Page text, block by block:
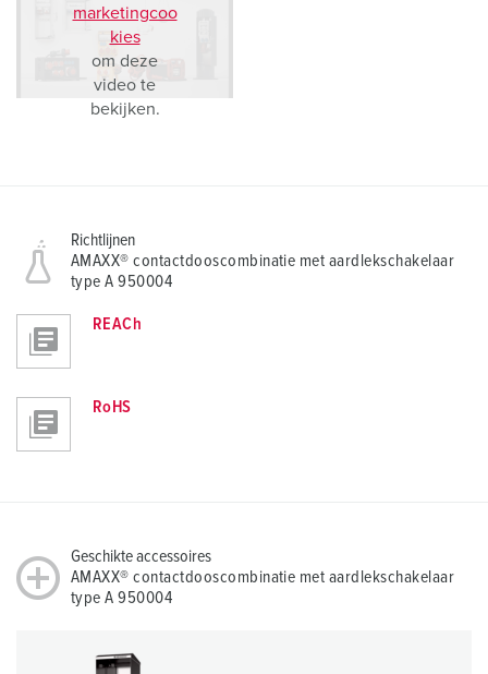
marketingcoo
kies
om deze
video te
bekijken.
Richtlijnen
AMAXX® contactdooscombinatie met aardlekschakelaar
type A 950004
REACh
RoHS
Geschikte accessoires
AMAXX® contactdooscombinatie met aardlekschakelaar
type A 950004